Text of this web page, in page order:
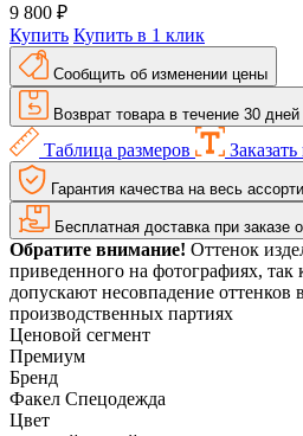
9 800 ₽
Купить Купить в 1 клик
Сообщить об изменении цены
Возврат товара в течение 30 дней
Таблица размеров
Гарантия качества на весь
Бесплатная доставка при заказе
Обратите внимание! Оттенок
приведенного на фотографиях, так
допускают несовпадение оттенков
производственных партиях
Ценовой сегмент
Премиум
Бренд
Факел Спецодежда
Цвет